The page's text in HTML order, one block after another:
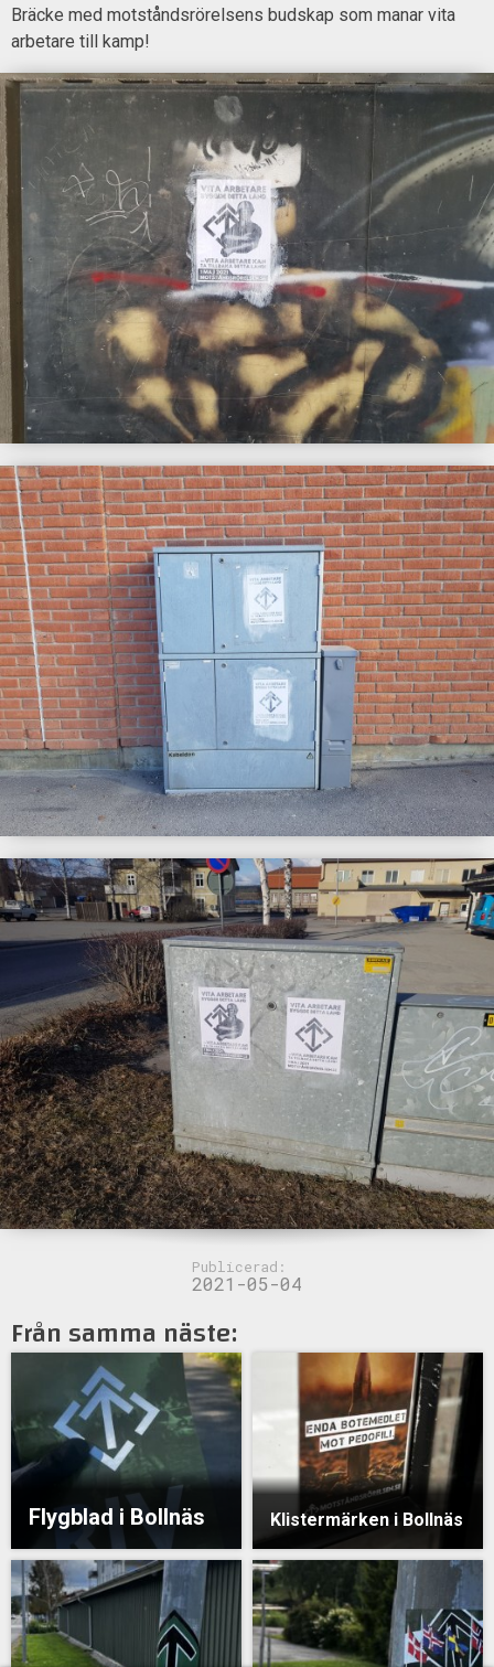
Bräcke med motståndsrörelsens budskap som manar vita
arbetare till kamp!
Publicerad:
2021-05-04
Från samma näste:
Flygblad i Bollnäs Klistermärken i Bollnäs